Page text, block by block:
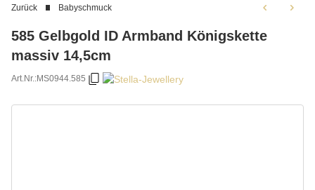
Zurück Babyschmuck
585 Gelbgold ID Armband Königskette
massiv 14,5cm
Art.Nr.:MS0944.585